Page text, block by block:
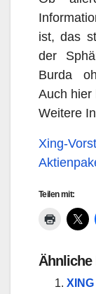
ist, das
der
Burda
Auch hier
Weitere
Xing-
Teilen mit:
Ähnliche